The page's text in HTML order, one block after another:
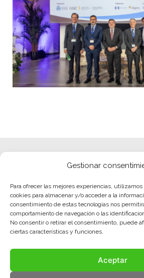
Gestionar
Para ofrecer las mejores experiencias,
cookies para almacenar y/o acceder a la
consentimiento de estas tecnologías nos
comportamiento de navegación o las
No consentir o retirar el consentimiento, puede
ciertas características y funciones.
Aceptar